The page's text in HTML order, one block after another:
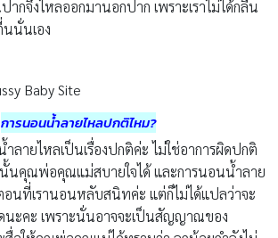
กจึงไหลออกมานอกปาก เพราะเราไม่ได้กลืน
นั่นเอง
Baby Site
การนอนน้ำลายไหลปกติไหม?
ลายไหลเป็นเรื่องปกติค่ะ ไม่ใช่อาการผิดปกติ
นั้นคุณพ่อคุณแม่สบายใจได้ และการนอนน้ำลาย
อนที่เรานอนหลับสนิทค่ะ แต่ก็ไม่ได้แปลว่าจะ
นะคะ เพราะนั่นอาจจะเป็นสัญญาณของ